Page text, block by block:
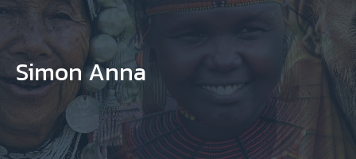
Simon Anna